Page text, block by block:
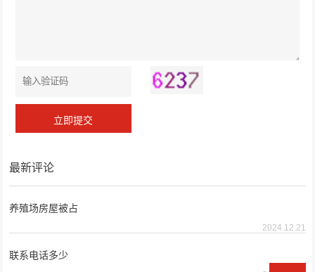
最新评论
养殖场房屋被占
2024.12.21
联系电话多少